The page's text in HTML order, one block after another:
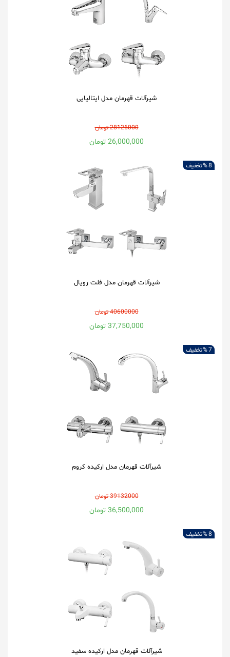
شیرآلات قهرمان مدل ایتالیایی
28126000 تومان
26,000,000 تومان
8 % تخفیف
شیرآلات قهرمان مدل فلت رویال
40600000 تومان
37,750,000 تومان
7 % تخفیف
شیرآلات قهرمان مدل ارکیده کروم
39132000 تومان
36,500,000 تومان
8 % تخفیف
شیرآلات قهرمان مدل ارکیده سفید